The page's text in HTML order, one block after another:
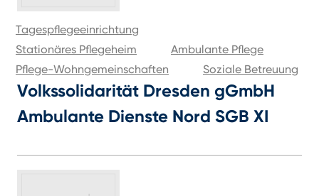
Tagespflegeeinrichtung
Stationäres Pflegeheim
Ambulante Pflege
Pflege-Wohngemeinschaften
Soziale Betreuung
Volkssolidarität Dresden gGmbH
Ambulante Dienste Nord SGB XI